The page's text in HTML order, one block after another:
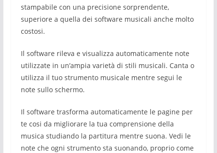
stampabile con una precisione sorprendente,
superiore a quella dei software musicali anche molto
costosi.
Il software rileva e visualizza automaticamente note
utilizzate in un’ampia varietà di stili musicali. Canta o
utilizza il tuo strumento musicale mentre segui le
note sullo schermo.
Il software trasforma automaticamente le pagine per
te cosi da migliorare la tua comprensione della
musica studiando la partitura mentre suona. Vedi le
note che ogni strumento sta suonando, proprio come